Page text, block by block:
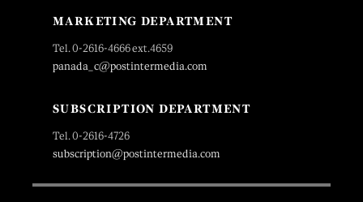
MARKETING DEPARTMENT
Tel. 0-2616-4666 ext.4659
panada_c@postintermedia.com
SUBSCRIPTION DEPARTMENT
Tel. 0-2616-4726
subscription@postintermedia.com